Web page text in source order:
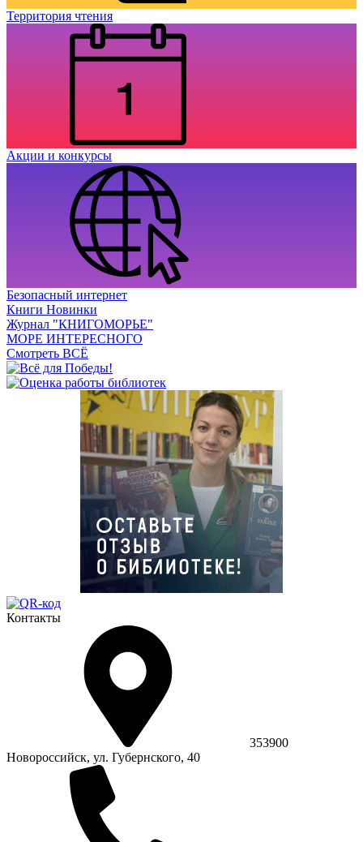
Территория чтения
Акции и конкурсы
Безопасный интернет
Книги Новинки
Журнал "КНИГОМОРЬЕ"
МОРЕ ИНТЕРЕСНОГО
Смотреть ВСЁ
Контакты
353900
Новороссийск, ул. Губернского, 40